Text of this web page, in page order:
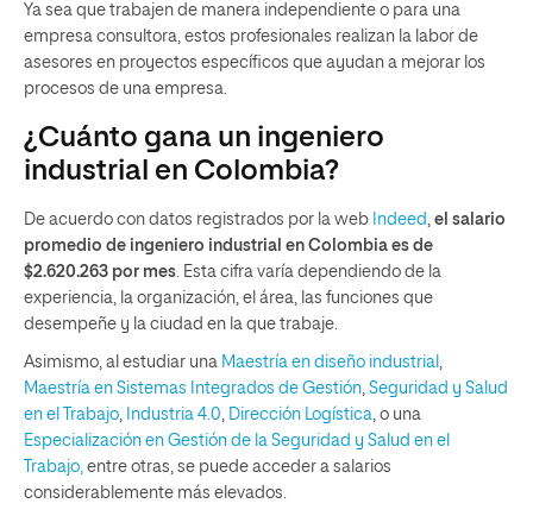
Ya sea que trabajen de manera independiente o para una
empresa consultora, estos profesionales realizan la labor de
asesores en proyectos específicos que ayudan a mejorar los
procesos de una empresa.
¿Cuánto gana un ingeniero
industrial en Colombia?
De acuerdo con datos registrados por la web Indeed el salario
promedio de ingeniero industrial en Colombia es de
$2.620.263 por mes . Esta cifra varía dependiendo de la
experiencia, la organización, el área, las funciones que
desempeñe y la ciudad en la que trabaje.
Asimismo, al estudiar una Maestría en diseño industrial
Maestría en Sistemas Integrados de Gestión Seguridad y Salud
en el Trabajo
Industria 4.0 Dirección Logística , o una
Especialización en Gestión de la Seguridad y Salud en el
Trabajo, entre otras, se puede acceder a salarios
considerablemente más elevados.